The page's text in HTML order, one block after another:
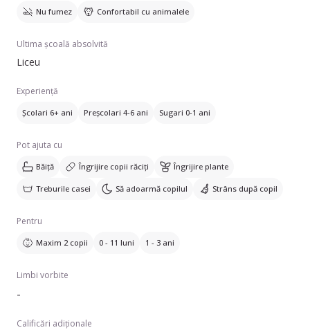
Nu fumez Confortabil cu animalele
Ultima școală absolvită
Liceu
Experiență
Școlari 6+ ani Preșcolari 4-6 ani Sugari 0-1 ani
Pot ajuta cu
Băiță Îngrijire copii răciți Îngrijire plante
Treburile casei Să adoarmă copilul Strâns după copil
Pentru
Maxim 2 copii 0 - 11 luni 1 - 3 ani
Limbi vorbite
-
Calificări adiționale